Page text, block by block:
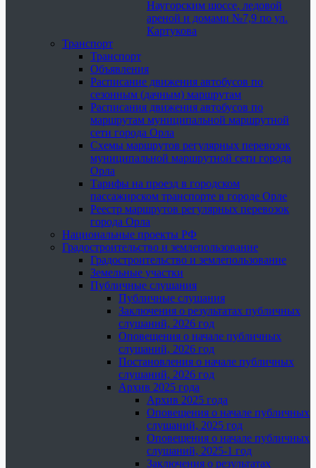
Наугорским шоссе, ледовой
ареной и домами №7,9 по ул.
Картукова
Транспорт
Транспорт
Объявления
Расписание движения автобусов по
сезонным (дачным) маршрутам
Расписания движения автобусов по
маршрутам муниципальной маршрутной
сети города Орла
Схемы маршрутов регулярных перевозок
муниципальной маршрутной сети города
Орла
Тарифы на проезд в городском
пассажирском транспорте в городе Орле
Реестр маршрутов регулярных перевозок
города Орла
Национальные проекты РФ
Градостроительство и землепользование
Градостроительство и землепользование
Земельные участки
Публичные слушания
Публичные слушания
Заключения о результатах публичных
слушаний, 2026 год
Оповещения о начале публичных
слушаний, 2026 год
Постановления о начале публичных
слушаний, 2026 год
Архив 2025 года
Архив 2025 года
Оповещения о начале публичных
слушаний, 2025 год
Оповещения о начале публичных
слушаний, 2025-1 год
Заключения о результатах